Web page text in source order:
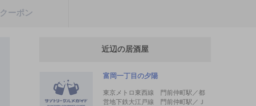
クーポン
近辺の居酒屋
富岡一丁目の夕陽
東京メトロ東西線 門前仲町駅／都
営地下鉄大江戸線 門前仲町駅／Ｊ